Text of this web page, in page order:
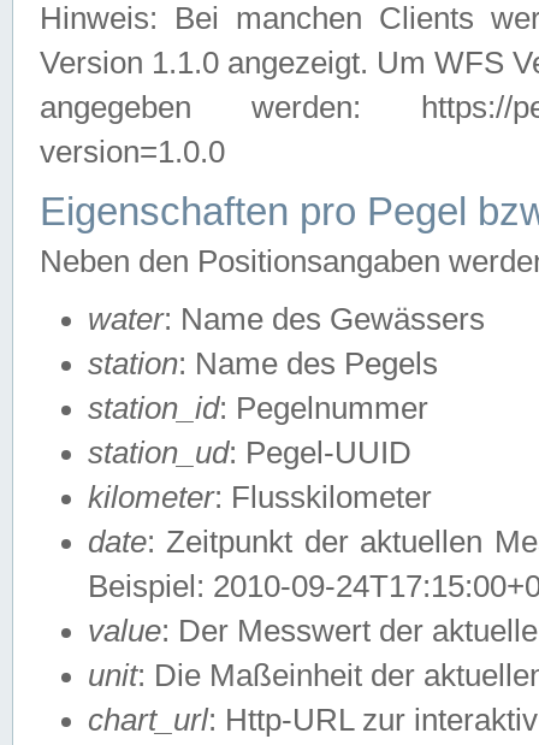
Hinweis: Bei manchen Clients
Version 1.1.0 angezeigt. Um WFS
angegeben werden: https://
version=1.0.0
Eigenschaften pro Pegel
Neben den Positionsangaben
water: Name des Gewässers
station: Name des Pegels
station_id: Pegelnummer
station_ud: Pegel-UUID
kilometer: Flusskilometer
date: Zeitpunkt der aktuellen
Beispiel: 2010-09-
value: Der Messwert der
unit: Die Maßeinheit der
chart_url: Http-URL zur